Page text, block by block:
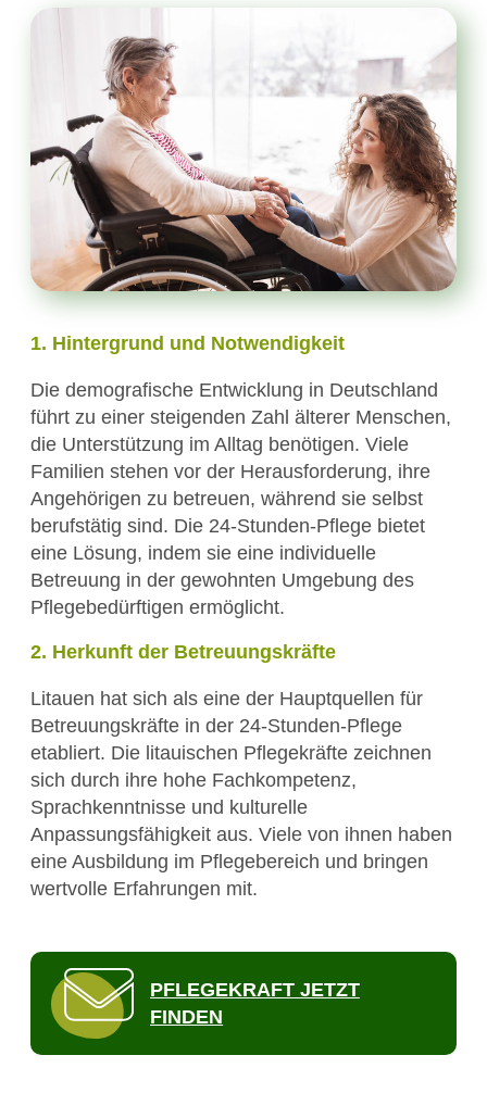
1. Hintergrund und Notwendigkeit
Die demografische Entwicklung in Deutschland
führt zu einer steigenden Zahl älterer Menschen,
die Unterstützung im Alltag benötigen. Viele
Familien stehen vor der Herausforderung, ihre
Angehörigen zu betreuen, während sie selbst
berufstätig sind. Die 24-Stunden-Pflege bietet
eine Lösung, indem sie eine individuelle
Betreuung in der gewohnten Umgebung des
Pflegebedürftigen ermöglicht.
2. Herkunft der Betreuungskräfte
Litauen hat sich als eine der Hauptquellen für
Betreuungskräfte in der 24-Stunden-Pflege
etabliert. Die litauischen Pflegekräfte zeichnen
sich durch ihre hohe Fachkompetenz,
Sprachkenntnisse und kulturelle
Anpassungsfähigkeit aus. Viele von ihnen haben
eine Ausbildung im Pflegebereich und bringen
wertvolle Erfahrungen mit.
PFLEGEKRAFT JETZT
FINDEN